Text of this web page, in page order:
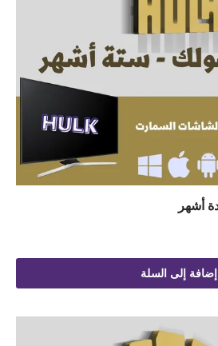
إضافة إلى السلة